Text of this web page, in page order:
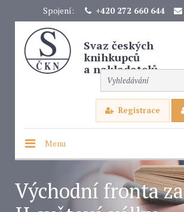
Spojení: +420 272 660 644
Svaz českých
knihkupců
a nakladatelů
Registrace
Menu
Východní fronta za